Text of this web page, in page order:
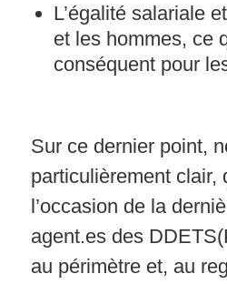
L’égalité salariale
et les hommes, ce
conséquent pour
Sur ce dernier point,
particulièrement clair,
l’occasion de la
agent.es des
au périmètre et, au